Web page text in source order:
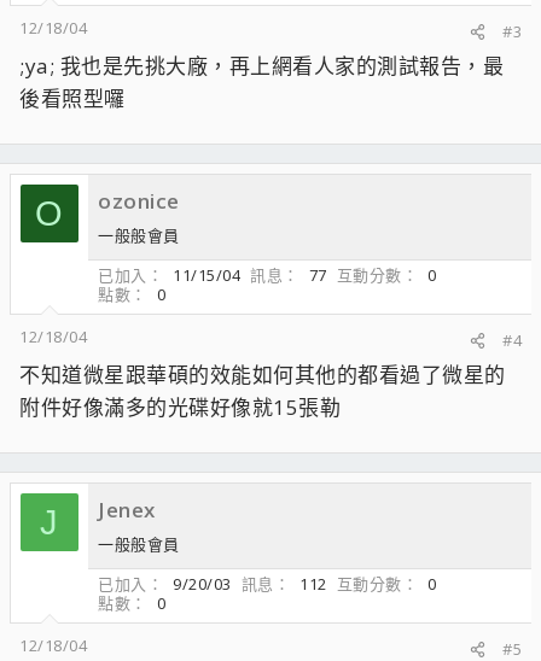
12/18/04
#3
;ya; 我也是先挑大廠，再上網看人家的測試報告，最
後看照型囉
O ozonice
一般般會員
已加入
11/15/04 訊息 77 互動分數
0
點數
0
12/18/04
#4
不知道微星跟華碩的效能如何其他的都看過了微星的
附件好像滿多的光碟好像就15張勒
J Jenex
一般般會員
已加入
9/20/03 訊息 112 互動分數
0
點數
0
12/18/04
#5